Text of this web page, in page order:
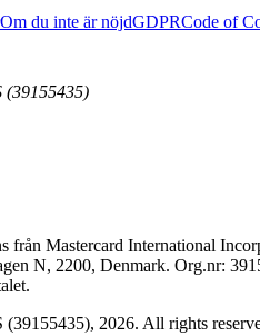
Om du inte är nöjdGDPRCode of
(39155435)
Mastercard International
N, 2200, Denmark. Org.nr:
2026. All rights